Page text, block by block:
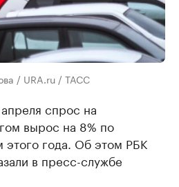
/ URA.ru / TACC
спрос на
вырос на 8% по
года. Об этом РБК
в пресс-службе